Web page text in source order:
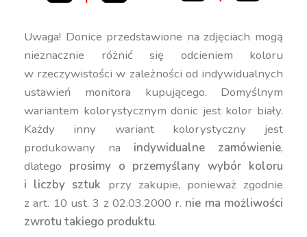
Uwaga! Donice przedstawione na zdjęciach mogą
nieznacznie różnić się odcieniem koloru
w rzeczywistości w zależności od indywidualnych
ustawień monitora kupującego. Domyślnym
wariantem kolorystycznym donic jest kolor biały.
Każdy inny wariant kolorystyczny jest
produkowany na indywidualne zamówienie,
dlatego prosimy o przemyślany wybór koloru
i liczby sztuk przy zakupie, ponieważ zgodnie
z art. 10 ust. 3 z 02.03.2000 r. nie ma możliwości
zwrotu takiego produktu.